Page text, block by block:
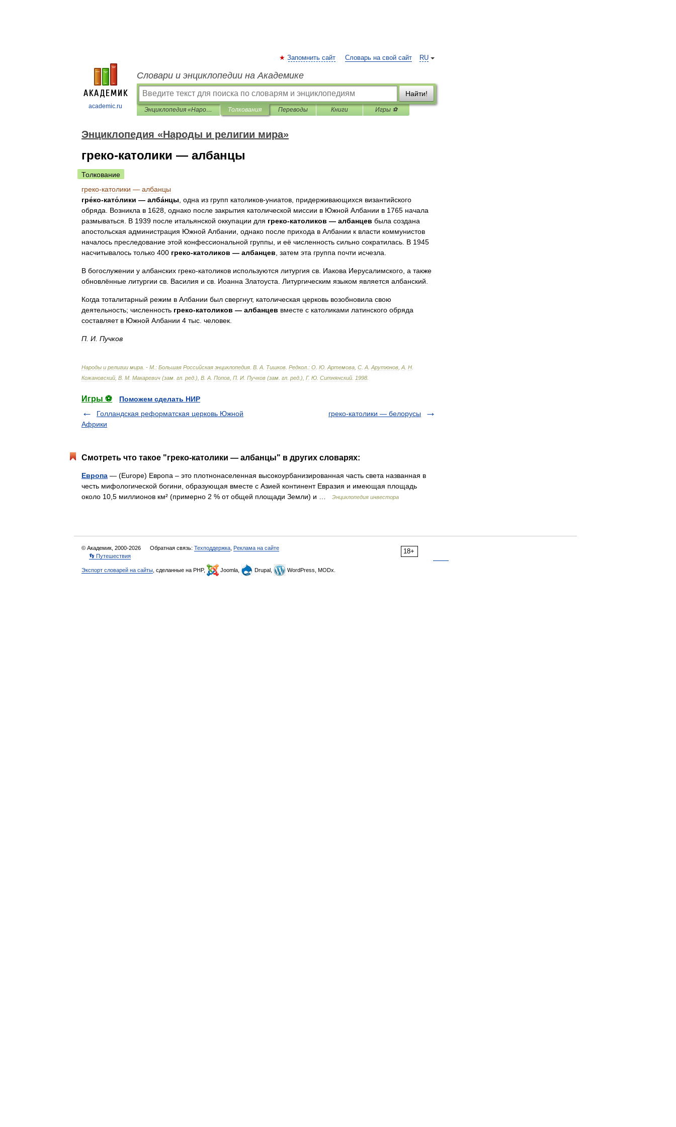
academic.ru
RU
Запомнить сайт Словарь на свой сайт
Словари и энциклопедии на Академике
Найти!
Энциклопедия «Народы и религии мира» Толкования Переводы Книги Игры ⚽
Энциклопедия «Народы и религии мира»
греко-католики — албанцы
Толкование
греко-католики — албанцы
гре́ко-като́лики — алба́нцы одна из групп католиков-униатов придерживающихся византийского
обряда
Возникла в 1628 однако после закрытия католической миссии в Южной Албании в 1765 начала
размываться
В 1939 после итальянской оккупации для греко-католиков — албанцев была создана
апостольская администрация Южной Албании однако после прихода в Албании к власти коммунистов
началось преследование этой конфессиональной группы и её численность сильно сократилась В 1945
насчитывалось только 400 греко-католиков — албанцев затем эта группа почти исчезла
В богослужении у албанских греко-католиков используются литургия св Иакова Иерусалимского а также
обновлённые литургии св Василия и св Иоанна Златоуста Литургическим языком является албанский
Когда тоталитарный режим в Албании был свергнут, католическая церковь возобновила свою
деятельность; численность греко-католиков — албанцев вместе с католиками латинского обряда
составляет в Южной Албании 4 тыс человек
П И Пучков
Народы и религии мира . - М : Большая Российская энциклопедия В А Тишков Редкол : О Ю Артемова С А Арутюнов А Н
Кожановский В М Макаревич (зам гл ред .), В А Попов П И Пучков (зам гл ред .), Г. Ю Ситнянский 1998
Игры ⚽
Поможем сделать НИР
Голландская реформатская церковь Южной
Африки
греко-католики — белорусы
Смотреть что такое "греко-католики — албанцы" в других словарях:
Европа — (Europe) Европа – это плотнонаселенная высокоурбанизированная часть света названная в
честь мифологической богини, образующая вместе с Азией континент Евразия и имеющая площадь
около 10,5 миллионов км² (примерно 2 % от общей площади Земли) и …
Энциклопедия инвестора
18+
© Академик, 2000-2026 Обратная связь: Техподдержка Реклама на сайте
👣 Путешествия
Экспорт словарей на сайты , сделанные на PHP, Joomla, Drupal, WordPress, MODx.